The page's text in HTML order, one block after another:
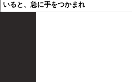
いると、急に手をつかまれ